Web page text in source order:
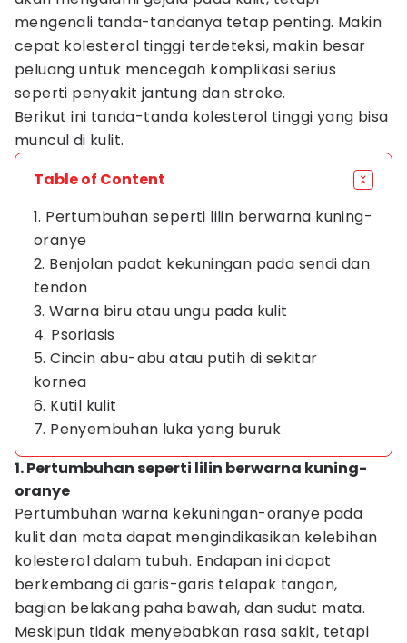
mengenali tanda-tandanya tetap penting. Makin
cepat kolesterol tinggi terdeteksi, makin besar
peluang untuk mencegah komplikasi serius
seperti penyakit jantung dan stroke.
Berikut ini tanda-tanda kolesterol tinggi yang bisa
muncul di kulit.
Table of Content
1. Pertumbuhan seperti lilin berwarna kuning-
oranye
2. Benjolan padat kekuningan pada sendi dan
tendon
3. Warna biru atau ungu pada kulit
4. Psoriasis
5. Cincin abu-abu atau putih di sekitar
kornea
6. Kutil kulit
7. Penyembuhan luka yang buruk
1. Pertumbuhan seperti lilin berwarna kuning-
oranye
Pertumbuhan warna kekuningan-oranye pada
kulit dan mata dapat mengindikasikan kelebihan
kolesterol dalam tubuh. Endapan ini dapat
berkembang di garis-garis telapak tangan,
bagian belakang paha bawah, dan sudut mata.
Meskipun tidak menyebabkan rasa sakit, tetapi